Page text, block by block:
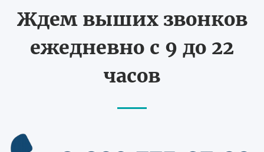
Ждем выших звонков
ежедневно с 9 до 22
часов